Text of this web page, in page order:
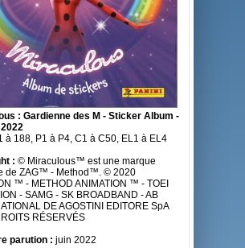
: Gardienne des M - Sticker Album -
à 188, P1 à P4, C1 à C50, EL1 à EL4
: © Miraculous™ est une marque
de ZAG™ - Method™. © 2020
™ - METHOD ANIMATION ™ - TOEI
- SAMG - SK BROADBAND - AB
DE AGOSTINI EDITORE SpA
RÉSERVÉS
parution : juin 2022